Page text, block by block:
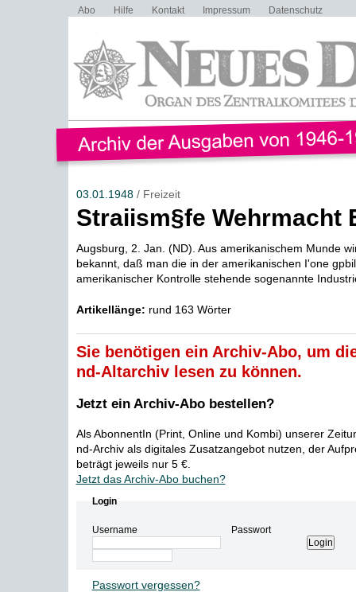
Abo Hilfe Kontakt Impressum Datenschutz
03.01.1948/ Freizeit
Straiism§fe Wehrmacht
Augsburg, 2. Jan. (ND). Aus amerikanischem Munde
bekannt, daß man die in der amerikanischen I'one
amerikanischer Kontrolle stehende sogenannte
Artikellänge: rund 163 Wörter
Sie benötigen ein Archiv-Abo, um
nd-Altarchiv lesen zu können.
Jetzt ein Archiv-Abo bestellen?
Als AbonnentIn (Print, Online und Kombi) unserer
nd-Archiv als digitales Zusatzangebot nutzen, der
beträgt jeweils nur 5 €.
Jetzt das Archiv-Abo buchen?
Login
Username Passwort
Passwort vergessen?